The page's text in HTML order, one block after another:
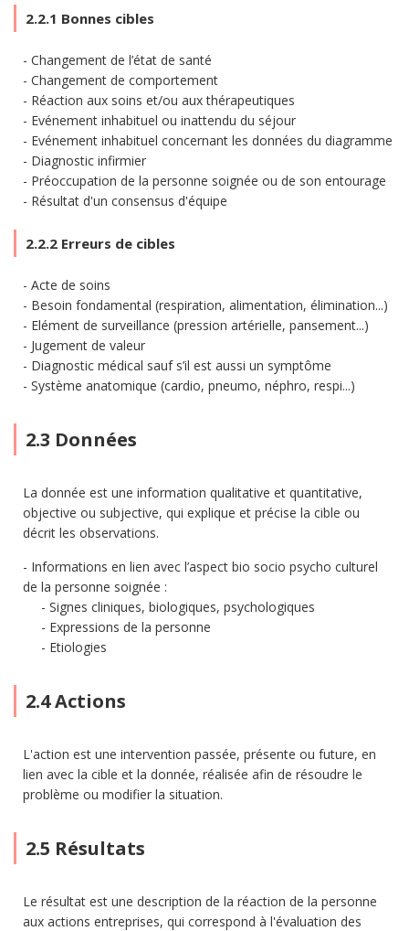
2.2.1 Bonnes cibles
Changement de l’état de santé
Changement de comportement
Réaction aux soins et/ou aux thérapeutiques
Evénement inhabituel ou inattendu du séjour
Evénement inhabituel concernant les données du diagramme
Diagnostic infirmier
Préoccupation de la personne soignée ou de son entourage
Résultat d'un consensus d'équipe
2.2.2 Erreurs de cibles
Acte de soins
Besoin fondamental (respiration, alimentation, élimination...)
Elément de surveillance (pression artérielle, pansement...)
Jugement de valeur
Diagnostic médical sauf s’il est aussi un symptôme
Système anatomique (cardio, pneumo, néphro, respi...)
2.3 Données
La donnée est une information qualitative et quantitative,
objective ou subjective, qui explique et précise la cible ou
décrit les observations.
Informations en lien avec l’aspect bio socio psycho culturel
de la personne soignée :
Signes cliniques, biologiques, psychologiques
Expressions de la personne
Etiologies
2.4 Actions
L'action est une intervention passée, présente ou future, en
lien avec la cible et la donnée, réalisée afin de résoudre le
problème ou modifier la situation.
2.5 Résultats
Le résultat est une description de la réaction de la personne
aux actions entreprises, qui correspond à l'évaluation des